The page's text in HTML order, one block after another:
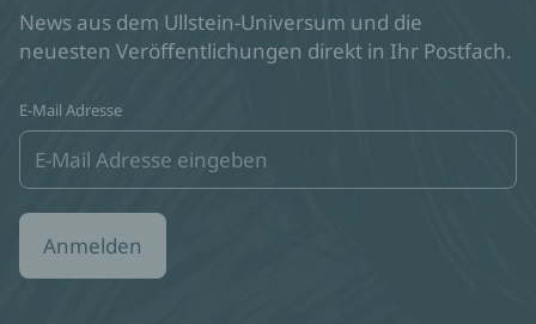
News aus dem Ullstein-Universum und die
neuesten Veröffentlichungen direkt in Ihr Postfach.
E-Mail Adresse
Anmelden